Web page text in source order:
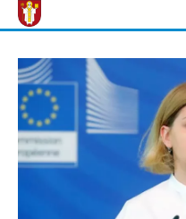
Skip
to